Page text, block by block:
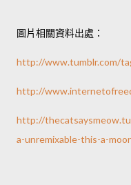
圖片相關資料出處：
http://www.tumblr.com/
http://
http://
a-unremixable-this-a-